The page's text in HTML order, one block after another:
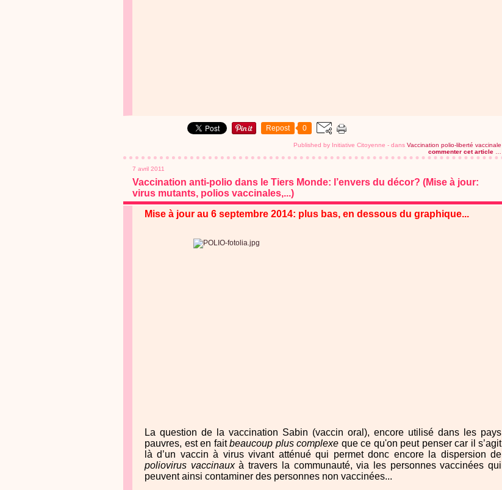
Repost 0
Published by Initiative Citoyenne - dans Vaccination polio-liberté vaccinale
commenter cet article
7 avril 2011
Vaccination anti-polio dans le Tiers Monde: l’envers du décor? (Mise à jour:
virus mutants, polios vaccinales,...)
Mise à jour au 6 septembre 2014: plus bas, en dessous du graphique...
La question de la vaccination Sabin (vaccin oral), encore utilisé dans les pays
pauvres, est en faitbeaucoup plus complexe que ce qu'on peut penser car il s’agit
là d’un vaccin à virus vivant atténué qui permet donc encore la dispersion de
poliovirus vaccinauxà travers la communauté, via les personnes vaccinées qui
peuvent ainsi contaminer des personnes non vaccinées...